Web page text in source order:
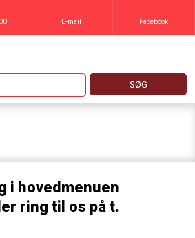
E-mail Facebook
i hovedmenuen
ring til os på t.